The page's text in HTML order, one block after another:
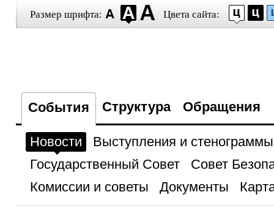
Размер шрифта: Цвета сайта:
События Структура Обращения
Новости
Выступления и стенограммы
Государственный Совет
Совет
Комиссии и советы
Документы